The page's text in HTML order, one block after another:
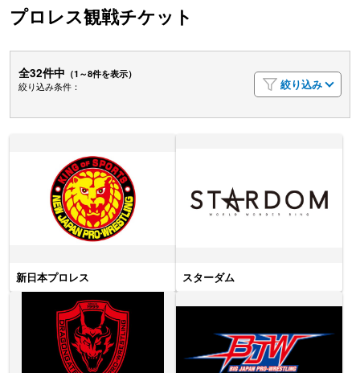
プロレス観戦チケット
全32件中 （1～8件を表示）
絞り込み条件：
絞り込み
新日本プロレス スターダム